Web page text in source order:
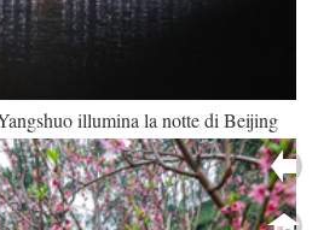
illumina la notte di Beijing